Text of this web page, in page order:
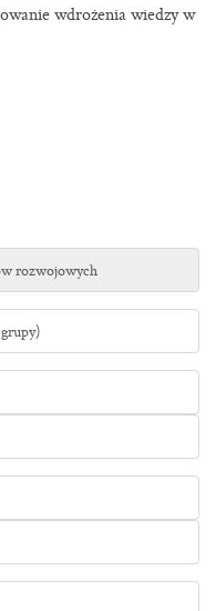
wdrożenia wiedzy w